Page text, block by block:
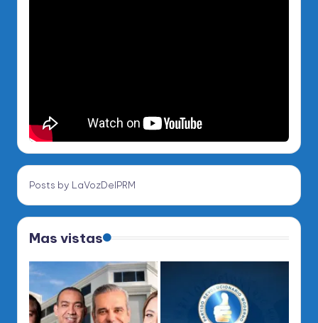
Posts by LaVozDelPRM
Mas vistas